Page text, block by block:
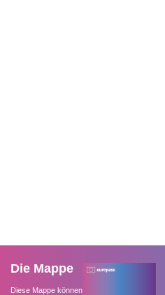
Die Mappe
Diese Mappe können